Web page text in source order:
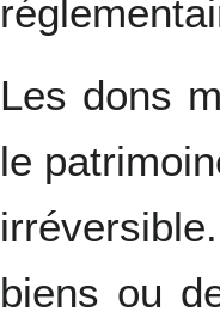
Les dons
le
biens ou